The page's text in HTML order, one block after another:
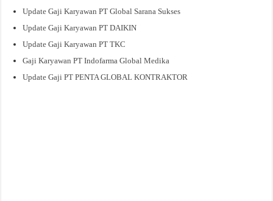
Update Gaji Karyawan PT Global Sarana Sukses
Update Gaji Karyawan PT DAIKIN
Update Gaji Karyawan PT TKC
Gaji Karyawan PT Indofarma Global Medika
Update Gaji PT PENTA GLOBAL KONTRAKTOR